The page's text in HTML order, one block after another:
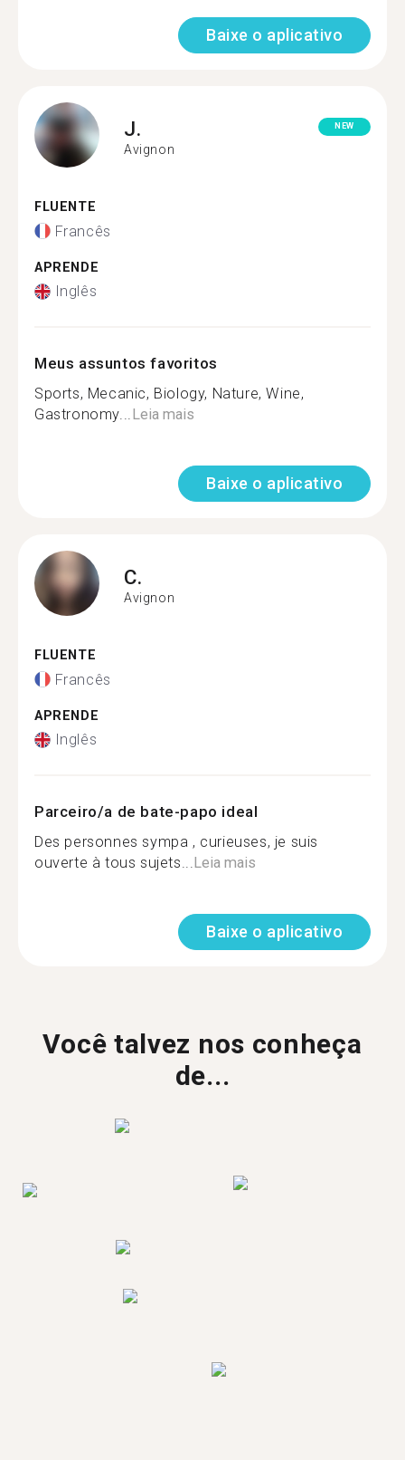
Baixe o aplicativo
J.
Avignon
NEW
FLUENTE
Francês
APRENDE
Inglês
Meus assuntos favoritos
Sports, Mecanic, Biology, Nature, Wine,
Gastronomy...Leia mais
Baixe o aplicativo
C.
Avignon
FLUENTE
Francês
APRENDE
Inglês
Parceiro/a de bate-papo ideal
Des personnes sympa , curieuses, je suis
ouverte à tous sujets...Leia mais
Baixe o aplicativo
Você talvez nos conheça
de...